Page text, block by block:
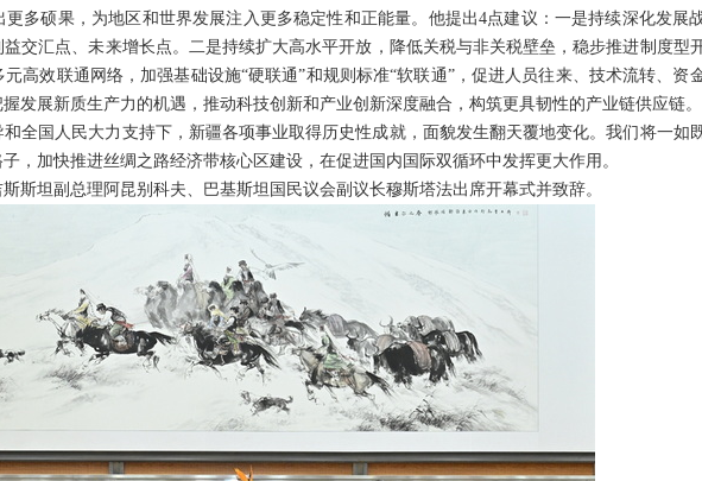
多硕果，为地区和世界发展注入更多稳定性和正能量。他提出4点建议：一是持续深化发展
交汇点、未来增长点。二是持续扩大高水平开放，降低关税与非关税壁垒，稳步推进制度型
高效联通网络，加强基础设施“硬联通”和规则标准“软联通”，促进人员往来、技术流转、资
发展新质生产力的机遇，推动科技创新和产业创新深度融合，构筑更具韧性的产业链供应链。
全国人民大力支持下，新疆各项事业取得历史性成就，面貌发生翻天覆地变化。我们将一如
，加快推进丝绸之路经济带核心区建设，在促进国内国际双循环中发挥更大作用。
斯坦副总理阿昆别科夫、巴基斯坦国民议会副议长穆斯塔法出席开幕式并致辞。